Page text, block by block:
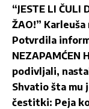
“JESTE LI ČULI
ŽAO!”
Potvrdila
NEZAPAMĆEN
podivljali,
Shvatio šta mu
čestitki: Peja